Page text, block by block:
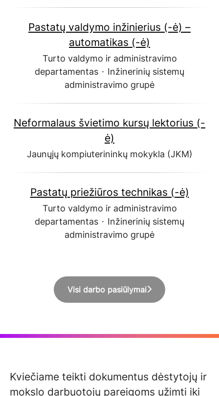
Pastatų valdymo inžinierius (-ė) –
automatikas (-ė)
Turto valdymo ir administravimo
departamentas · Inžinerinių sistemų
administravimo grupė
Neformalaus švietimo kursų lektorius (-
ė)
Jaunųjų kompiuterininkų mokykla (JKM)
Pastatų priežiūros technikas (-ė)
Turto valdymo ir administravimo
departamentas · Inžinerinių sistemų
administravimo grupė
Visi darbo pasiūlymai
Kviečiame teikti dokumentus dėstytojų ir
mokslo darbuotojų pareigoms užimti iki